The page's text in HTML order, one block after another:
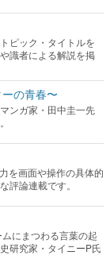
ピック・タイトルを
識者による解説を掲
の青春〜
ンガ家・田中圭一先
を画面や操作の具体的
評論連載です。
にまつわる言葉の起
研究家・タイニーP氏